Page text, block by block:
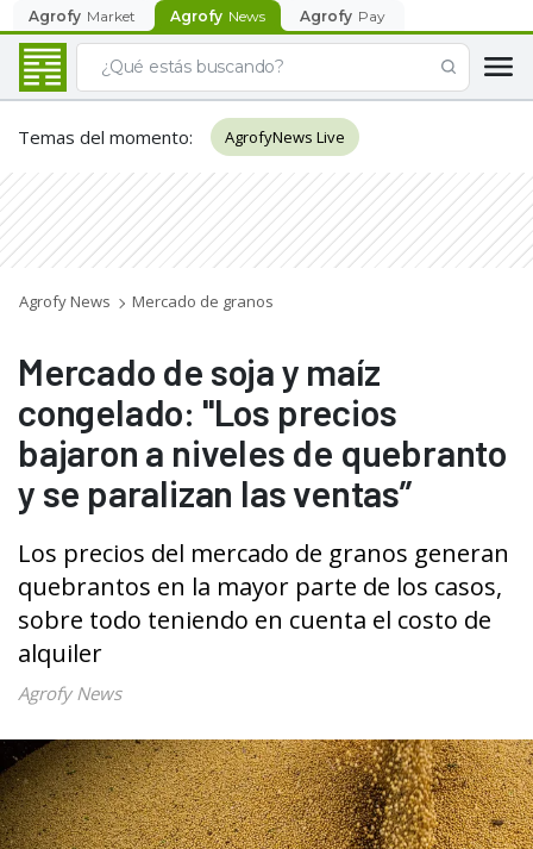
Agrofy Market Agrofy News Agrofy Pay
Temas del momento: AgrofyNews Live
Agrofy News Mercado de granos
Mercado de soja y maíz
congelado: "Los precios
bajaron a niveles de quebranto
y se paralizan las ventas”
Los precios del mercado de granos generan
quebrantos en la mayor parte de los casos,
sobre todo teniendo en cuenta el costo de
alquiler
Agrofy News